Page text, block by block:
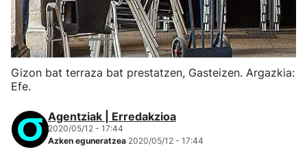
Gizon bat terraza bat prestatzen, Gasteizen. Argazkia:
Efe.
Agentziak | Erredakzioa
2020/05/12 - 17:44
Azken eguneratzea 2020/05/12 - 17:44